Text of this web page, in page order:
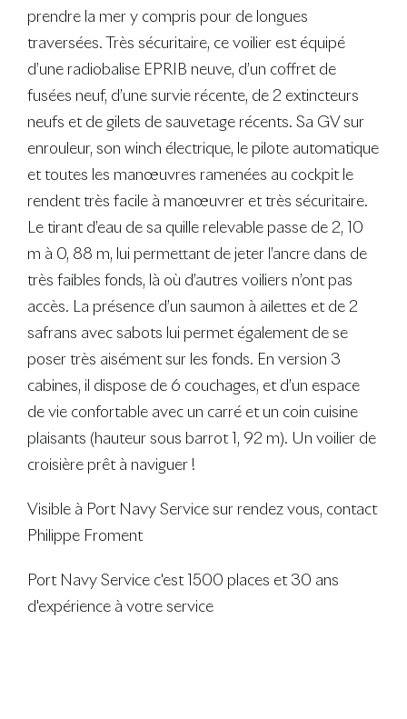
prendre la mer y compris pour de longues
traversées. Très sécuritaire, ce voilier est équipé
d’une radiobalise EPRIB neuve, d’un coffret de
fusées neuf, d’une survie récente, de 2 extincteurs
neufs et de gilets de sauvetage récents. Sa GV sur
enrouleur, son winch électrique, le pilote automatique
et toutes les manœuvres ramenées au cockpit le
rendent très facile à manœuvrer et très sécuritaire.
Le tirant d’eau de sa quille relevable passe de 2, 10
m à 0, 88 m, lui permettant de jeter l’ancre dans de
très faibles fonds, là où d’autres voiliers n’ont pas
accès. La présence d’un saumon à ailettes et de 2
safrans avec sabots lui permet également de se
poser très aisément sur les fonds. En version 3
cabines, il dispose de 6 couchages, et d’un espace
de vie confortable avec un carré et un coin cuisine
plaisants (hauteur sous barrot 1, 92 m). Un voilier de
croisière prêt à naviguer !
Visible à Port Navy Service sur rendez vous, contact
Philippe Froment
Port Navy Service c'est 1500 places et 30 ans
d'expérience à votre service